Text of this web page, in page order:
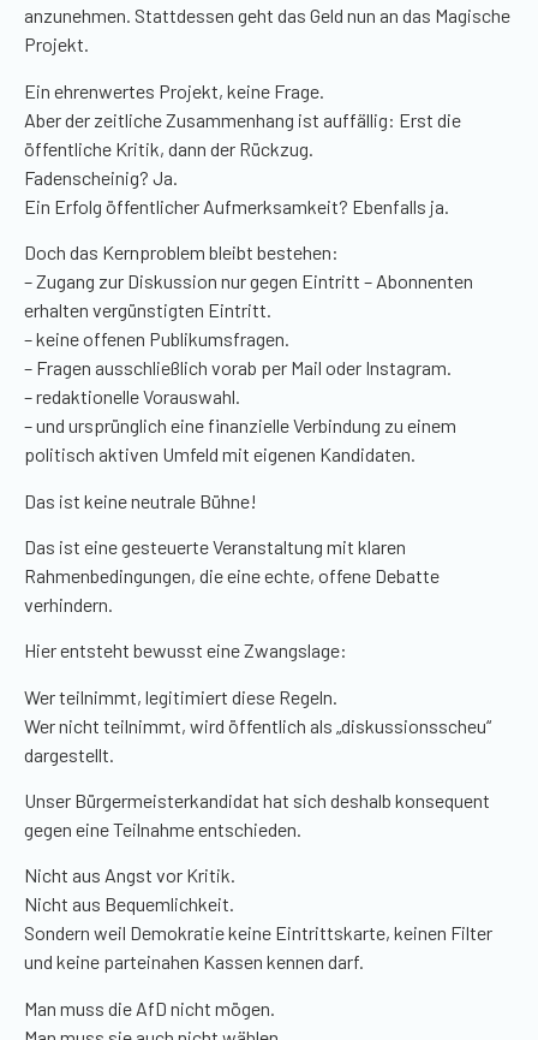
anzunehmen. Stattdessen geht das Geld nun an das Magische
Projekt.
Ein ehrenwertes Projekt, keine Frage.
Aber der zeitliche Zusammenhang ist auffällig: Erst die
öffentliche Kritik, dann der Rückzug.
Fadenscheinig? Ja.
Ein Erfolg öffentlicher Aufmerksamkeit? Ebenfalls ja.
Doch das Kernproblem bleibt bestehen:
– Zugang zur Diskussion nur gegen Eintritt – Abonnenten
erhalten vergünstigten Eintritt.
– keine offenen Publikumsfragen.
– Fragen ausschließlich vorab per Mail oder Instagram.
– redaktionelle Vorauswahl.
– und ursprünglich eine finanzielle Verbindung zu einem
politisch aktiven Umfeld mit eigenen Kandidaten.
Das ist keine neutrale Bühne!
Das ist eine gesteuerte Veranstaltung mit klaren
Rahmenbedingungen, die eine echte, offene Debatte
verhindern.
Hier entsteht bewusst eine Zwangslage:
Wer teilnimmt, legitimiert diese Regeln.
Wer nicht teilnimmt, wird öffentlich als „diskussionsscheu“
dargestellt.
Unser Bürgermeisterkandidat hat sich deshalb konsequent
gegen eine Teilnahme entschieden.
Nicht aus Angst vor Kritik.
Nicht aus Bequemlichkeit.
Sondern weil Demokratie keine Eintrittskarte, keinen Filter
und keine parteinahen Kassen kennen darf.
Man muss die AfD nicht mögen.